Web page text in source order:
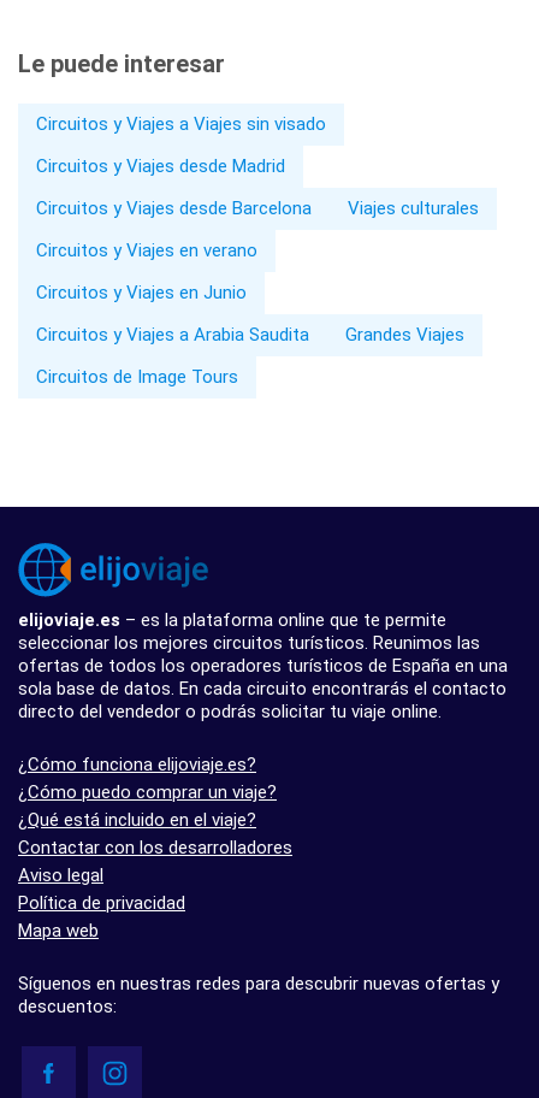
Le puede interesar
Circuitos y Viajes a Viajes sin visado
Circuitos y Viajes desde Madrid
Circuitos y Viajes desde Barcelona
Viajes culturales
Circuitos y Viajes en verano
Circuitos y Viajes en Junio
Circuitos y Viajes a Arabia Saudita
Grandes Viajes
Circuitos de Image Tours
elijoviaje.es – es la plataforma online que te permite
seleccionar los mejores circuitos turísticos. Reunimos las
ofertas de todos los operadores turísticos de España en una
sola base de datos. En cada circuito encontrarás el contacto
directo del vendedor o podrás solicitar tu viaje online.
¿Cómo funciona elijoviaje.es?
¿Cómo puedo comprar un viaje?
¿Qué está incluido en el viaje?
Contactar con los desarrolladores
Aviso legal
Política de privacidad
Mapa web
Síguenos en nuestras redes para descubrir nuevas ofertas y
descuentos: